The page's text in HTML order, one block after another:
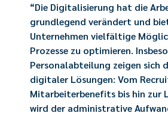
“Die Digitalisierung hat die
grundlegend verändert und
Unternehmen vielfältige
Prozesse zu optimieren.
Personalabteilung zeigen sich
digitaler Lösungen: Vom
Mitarbeiterbenefits bis hin zur
wird der administrative